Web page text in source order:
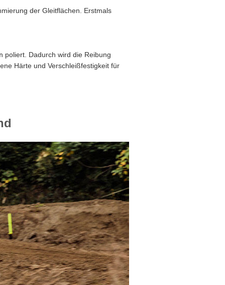
der Gleitflächen. Erstmals
poliert. Dadurch wird die Reibung
Härte und Verschleißfestigkeit für